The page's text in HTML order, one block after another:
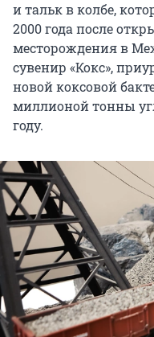
и тальк в колбе,
2000 года после
месторождения в
сувенир «Кокс»,
новой коксовой
миллионой тонны
году.